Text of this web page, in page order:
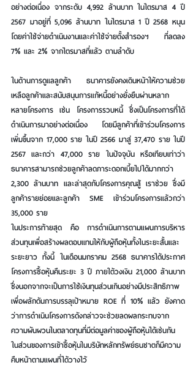
อย่างต่อเนื่อง จากระดับ 4,992 ล้านบาท ในไตรมาส 4 ปี
2567 มาอยู่ที่ 5,096 ล้านบาท ในไตรมาส 1 ปี 2568 หนุน
โดยค่าใช้จ่ายดำเนินงานและค่าใช้จ่ายตั้งสำรองฯ ที่ลดลง
7% และ 2% จากไตรมาสที่แล้ว ตามลำดับ
ในด้านการดูแลลูกค้า ธนาคารยังคงเดินหน้าให้ความช่วย
เหลือลูกค้าและสนับสนุนการแก้หนี้อย่างยั่งยืนผ่านหลาก
หลายโครงการ เช่น โครงการรวบหนี้ ซึ่งเป็นโครงการที่ได้
ดำเนินการมาอย่างต่อเนื่อง โดยมีลูกค้าที่เข้าร่วมโครงการ
เพิ่มขึ้นจาก 17,000 ราย ในปี 2566 มาสู่ 37,470 ราย ในปี
2567 และกว่า 47,000 ราย ในปัจจุบัน หรือเทียบเท่าว่า
ธนาคารสามารถช่วยลูกค้าลดภาระดอกเบี้ยไปได้มากกว่า
2,300 ล้านบาท และล่าสุดกับโครงการคุณสู้ เราช่วย ซึ่งมี
ลูกค้ารายย่อยและลูกค้า SME เข้าร่วมโครงการแล้วกว่า
35,000 ราย
ในประการท้ายสุด คือ การดำเนินการตามแผนการบริหาร
ส่วนทุนเพื่อสร้างผลตอบแทนให้กับผู้ถือหุ้นทั้งในระยะสั้นและ
ระยะยาว ทั้งนี้ ในเดือนมกราคม 2568 ธนาคารได้ประกาศ
โครงการซื้อหุ้นคืนระยะ 3 ปี ภายใต้วงเงิน 21,000 ล้านบาท
ซึ่งนอกจากจะเป็นการใช้เงินทุนส่วนเกินอย่างมีประสิทธิภาพ
เพื่อผลักดันการบรรลุเป้าหมาย ROE ที่ 10% แล้ว ยังคาด
ว่าการดำเนินโครงการดังกล่าวจะช่วยลดผลกระทบจาก
ความผันผวนในตลาดทุนที่มีต่อมูลค่าของผู้ถือหุ้นได้เช่นกัน
ในส่วนของการเข้าซื้อหุ้นในบริษัทหลักทรัพย์ธนชาตก็มีความ
คืบหน้าตามแผนที่ได้วางไว้